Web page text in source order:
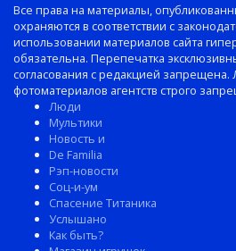
Все права на материалы,
охраняются в соответствии с
использовании материалов сайта
обязательна. Перепечатка
согласования с редакцией
фотоматериалов агентств строго
Люди
Мультики
Новость и
De Familia
Рэп-новости
Соц-и-ум
Спасение Титаника
Услышано
Как быть?